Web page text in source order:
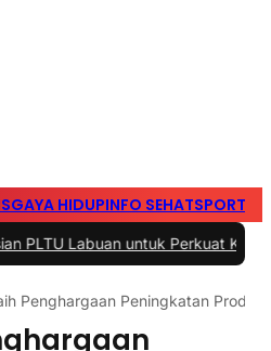
GAYA HIDUPINFO SEHATSPORTS
untuk Perkuat Keandalan
Penghargaan Peningkatan